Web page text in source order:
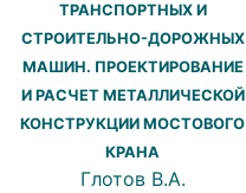
ТРАНСПОРТНЫХ И
СТРОИТЕЛЬНО-ДОРОЖНЫХ
МАШИН. ПРОЕКТИРОВАНИЕ
И РАСЧЕТ МЕТАЛЛИЧЕСКОЙ
КОНСТРУКЦИИ МОСТОВОГО
КРАНА
Глотов В.А.